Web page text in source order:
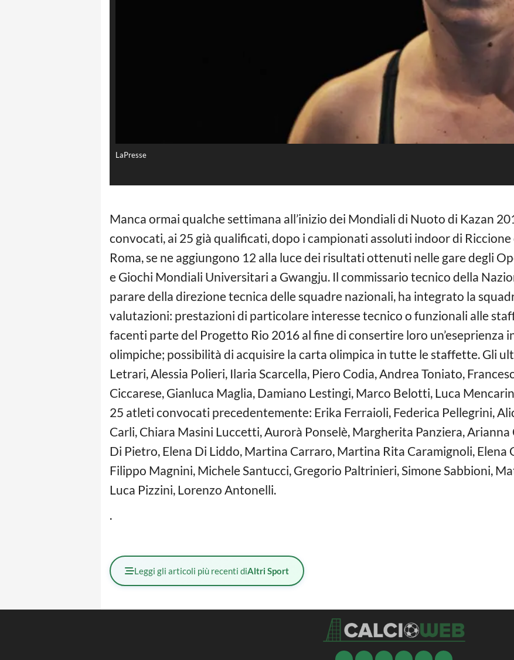
LaPresse
Manca ormai qualche settimana all’inizio dei Mondiali di Nuoto di Kazan
convocati, ai 25 già qualificati, dopo i campionati assoluti indoor di
Roma, se ne aggiungono 12 alla luce dei risultati ottenuti nelle gare degli
e Giochi Mondiali Universitari a Gwangju. Il commissario tecnico della
parare della direzione tecnica delle squadre nazionali, ha integrato la
valutazioni: prestazioni di particolare interesse tecnico o funzionali alle
facenti parte del Progetto Rio 2016 al fine di consertire loro un’eseprienza
olimpiche; possibilità di acquisire la carta olimpica in tutte le staffette. Gli
Letrari, Alessia Polieri, Ilaria Scarcella, Piero Codia, Andrea Toniato,
Ciccarese, Gianluca Maglia, Damiano Lestingi, Marco Belotti, Luca
25 atleti convocati precedentemente: Erika Ferraioli, Federica Pellegrini,
Carli, Chiara Masini Luccetti, Aurorà Ponselè, Margherita Panziera,
Di Pietro, Elena Di Liddo, Martina Carraro, Martina Rita Caramignoli, Elena
Filippo Magnini, Michele Santucci, Gregorio Paltrinieri, Simone Sabbioni,
Luca Pizzini, Lorenzo Antonelli.
.
Leggi gli articoli più recenti diAltri Sport